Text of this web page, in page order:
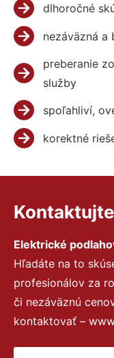
dlhoročné
nezáväzná a
preberanie
služby
spoľahliví,
korektné
Elektrické
Hľadáte na to
profesionálov za
či nezáväznú
kontaktovať –